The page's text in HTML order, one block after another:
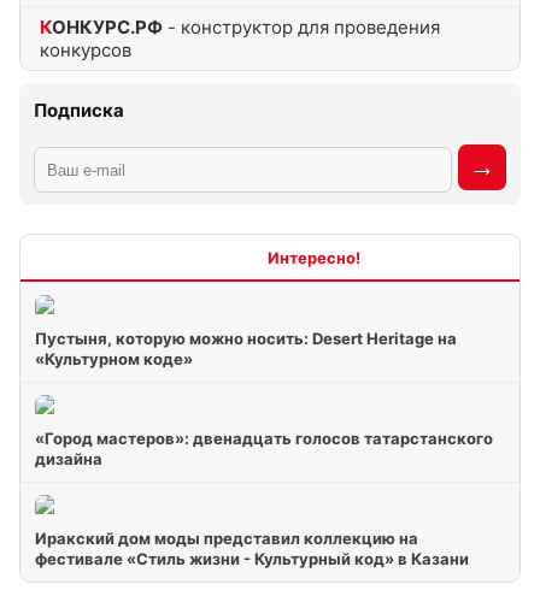
КОНКУРС.РФ - конструктор для проведения
конкурсов
Подписка
Пустыня, которую можно носить: Desert Heritage на
«Культурном коде»
«Город мастеров»: двенадцать голосов татарстанского
дизайна
Иракский дом моды представил коллекцию на
фестивале «Стиль жизни - Культурный код» в Казани